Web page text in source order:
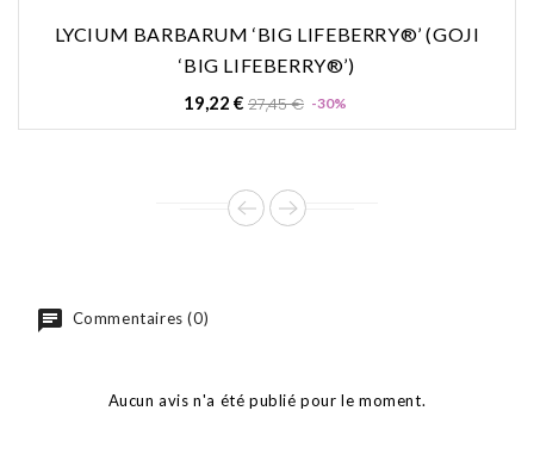
LYCIUM BARBARUM ‘BIG LIFEBERRY®’ (GOJI
‘BIG LIFEBERRY®’)
19,22 € Prix
27,45 € -30%
Commentaires (0)
Aucun avis n'a été publié pour le moment.